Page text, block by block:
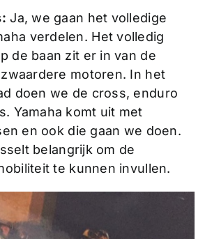
Ja, we gaan het volledige
verdelen. Het volledig
de baan zit er in van de
motoren. In het
doen we de cross, enduro
Yamaha komt uit met
en ook die gaan we doen.
belangrijk om de
te kunnen invullen.